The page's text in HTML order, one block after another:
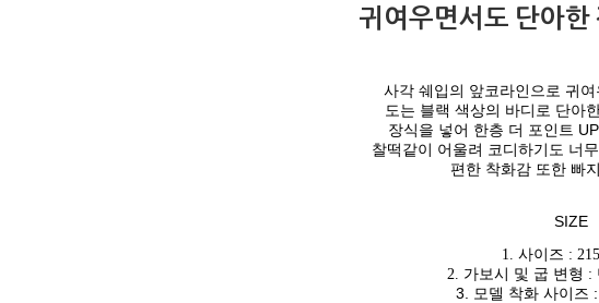
귀여우면서도 단아한
사각 쉐입의 앞코라인으로 귀
도는 블랙 색상의 바디로 단아
장식을 넣어 한층 더 포인트
찰떡같이 어울려 코디하기도 너
편한 착화감 또한 빠
SIZE
1. 사이즈 :
2. 가보시 및 굽 변형 :
3. 모델 착화 사이즈